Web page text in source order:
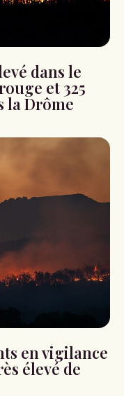
dans le
et 325
la Drôme
en vigilance
élevé de